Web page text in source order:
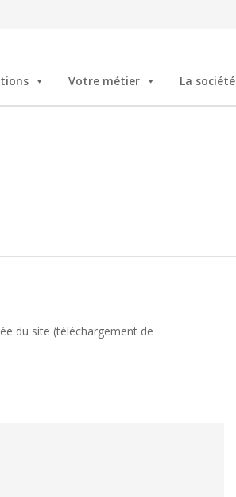
Votre métier La société
du site (téléchargement de